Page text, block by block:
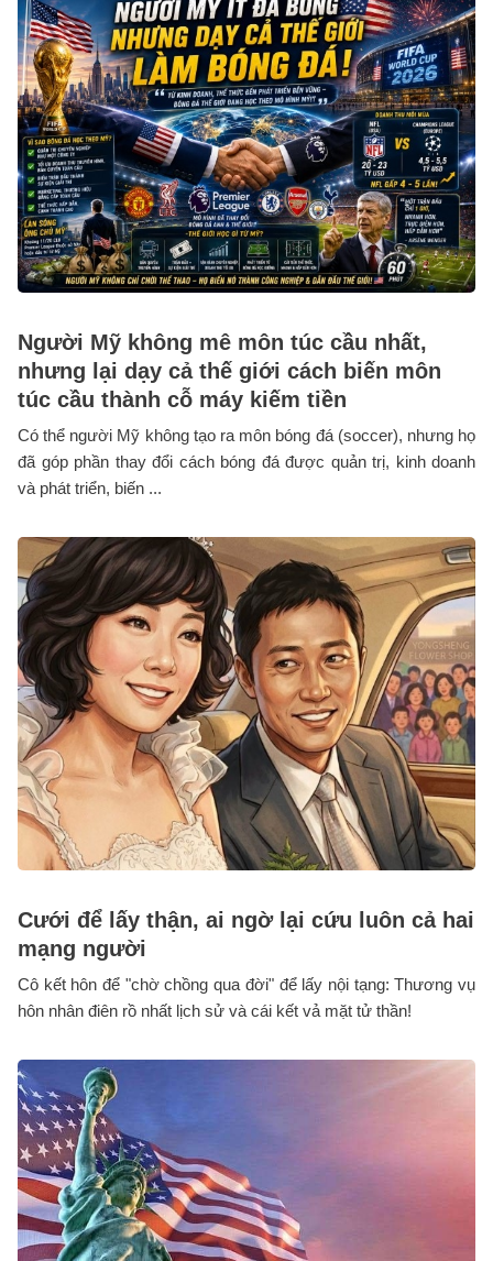
Người Mỹ không mê môn túc cầu nhất,
nhưng lại dạy cả thế giới cách biến môn
túc cầu thành cỗ máy kiếm tiền
Có thể người Mỹ không tạo ra môn bóng đá (soccer), nhưng họ
đã góp phần thay đổi cách bóng đá được quản trị, kinh doanh
và phát triển, biến ...
Cưới để lấy thận, ai ngờ lại cứu luôn cả hai
mạng người
Cô kết hôn để "chờ chồng qua đời" để lấy nội tạng: Thương vụ
hôn nhân điên rồ nhất lịch sử và cái kết vả mặt tử thần!